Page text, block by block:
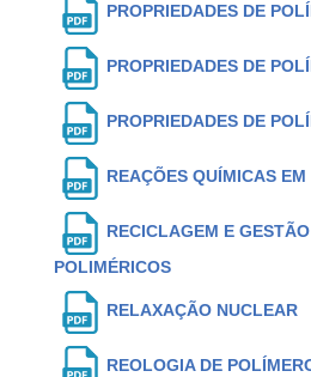
PROPRIEDADES DE
PROPRIEDADES DE
PROPRIEDADES DE
REAÇÕES QUÍMICAS
RECICLAGEM E
POLIMÉRICOS
RELAXAÇÃO NUCLEAR
REOLOGIA DE